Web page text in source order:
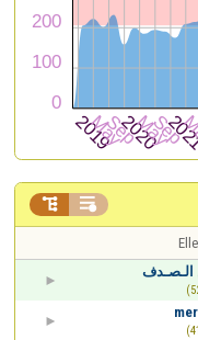
 
الـصـدف